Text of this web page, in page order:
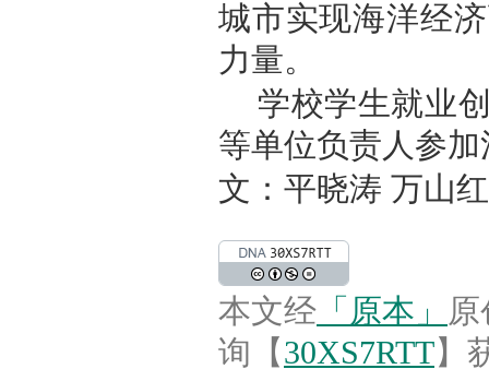
城市实现海洋经
力量。
学校学生就业
等单位负责人参加
文：平晓涛 万山
本文经 「原本」
询【30XS7RTT】